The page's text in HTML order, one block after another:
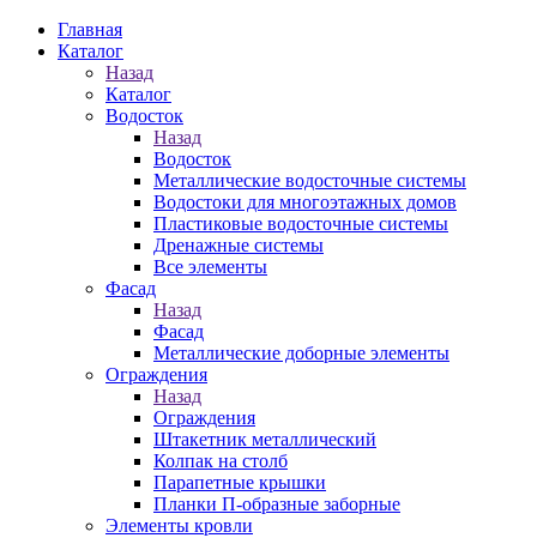
Главная
Каталог
Назад
Каталог
Водосток
Назад
Водосток
Металлические водосточные системы
Водостоки для многоэтажных домов
Пластиковые водосточные системы
Дренажные системы
Все элементы
Фасад
Назад
Фасад
Металлические доборные элементы
Ограждения
Назад
Ограждения
Штакетник металлический
Колпак на столб
Парапетные крышки
Планки П-образные заборные
Элементы кровли